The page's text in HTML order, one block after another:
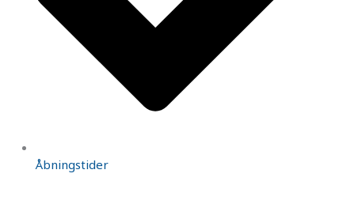
Åbningstider